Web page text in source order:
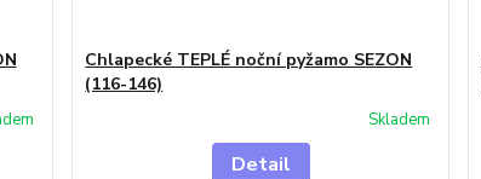
Chlapecké TEPLÉ noční pyžamo SEZON
(116-146)
Skladem
Detail